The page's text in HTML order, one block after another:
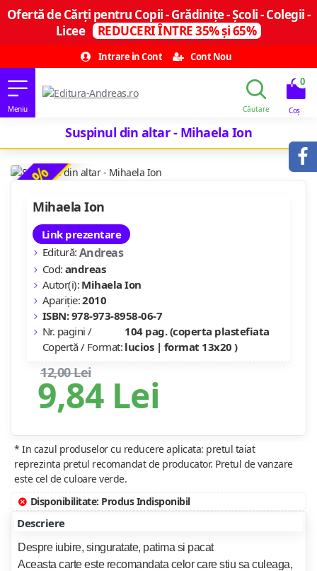
Ofertă de Cărți pentru Copii - Grădinițe - Școli - Colegii -
Licee
REDUCERI ÎNTRE 35% și 65%
Intrare in Cont
Cont Nou
0
Suspinul din altar - Mihaela Ion
-18 %
9,84 Lei
12,00 Lei
Mihaela Ion
Link prezentare
Editură: Andreas
Cod: andreas
Autor(i): Mihaela Ion
Apariție:2010
ISBN: 978-973-8958-06-7
Nr. pagini /
Copertă / Format:
104 pag. (coperta plastefiata
lucios | format 13x20 )
* In cazul produselor cu reducere aplicata: pretul taiat
reprezinta pretul recomandat de producator. Pretul de vanzare
este cel de culoare verde.
Disponibilitate: Produs Indisponibil
Descriere
Despre iubire, singuratate, patima si pacat
Aceasta carte este recomandata celor care stiu sa culeaga,